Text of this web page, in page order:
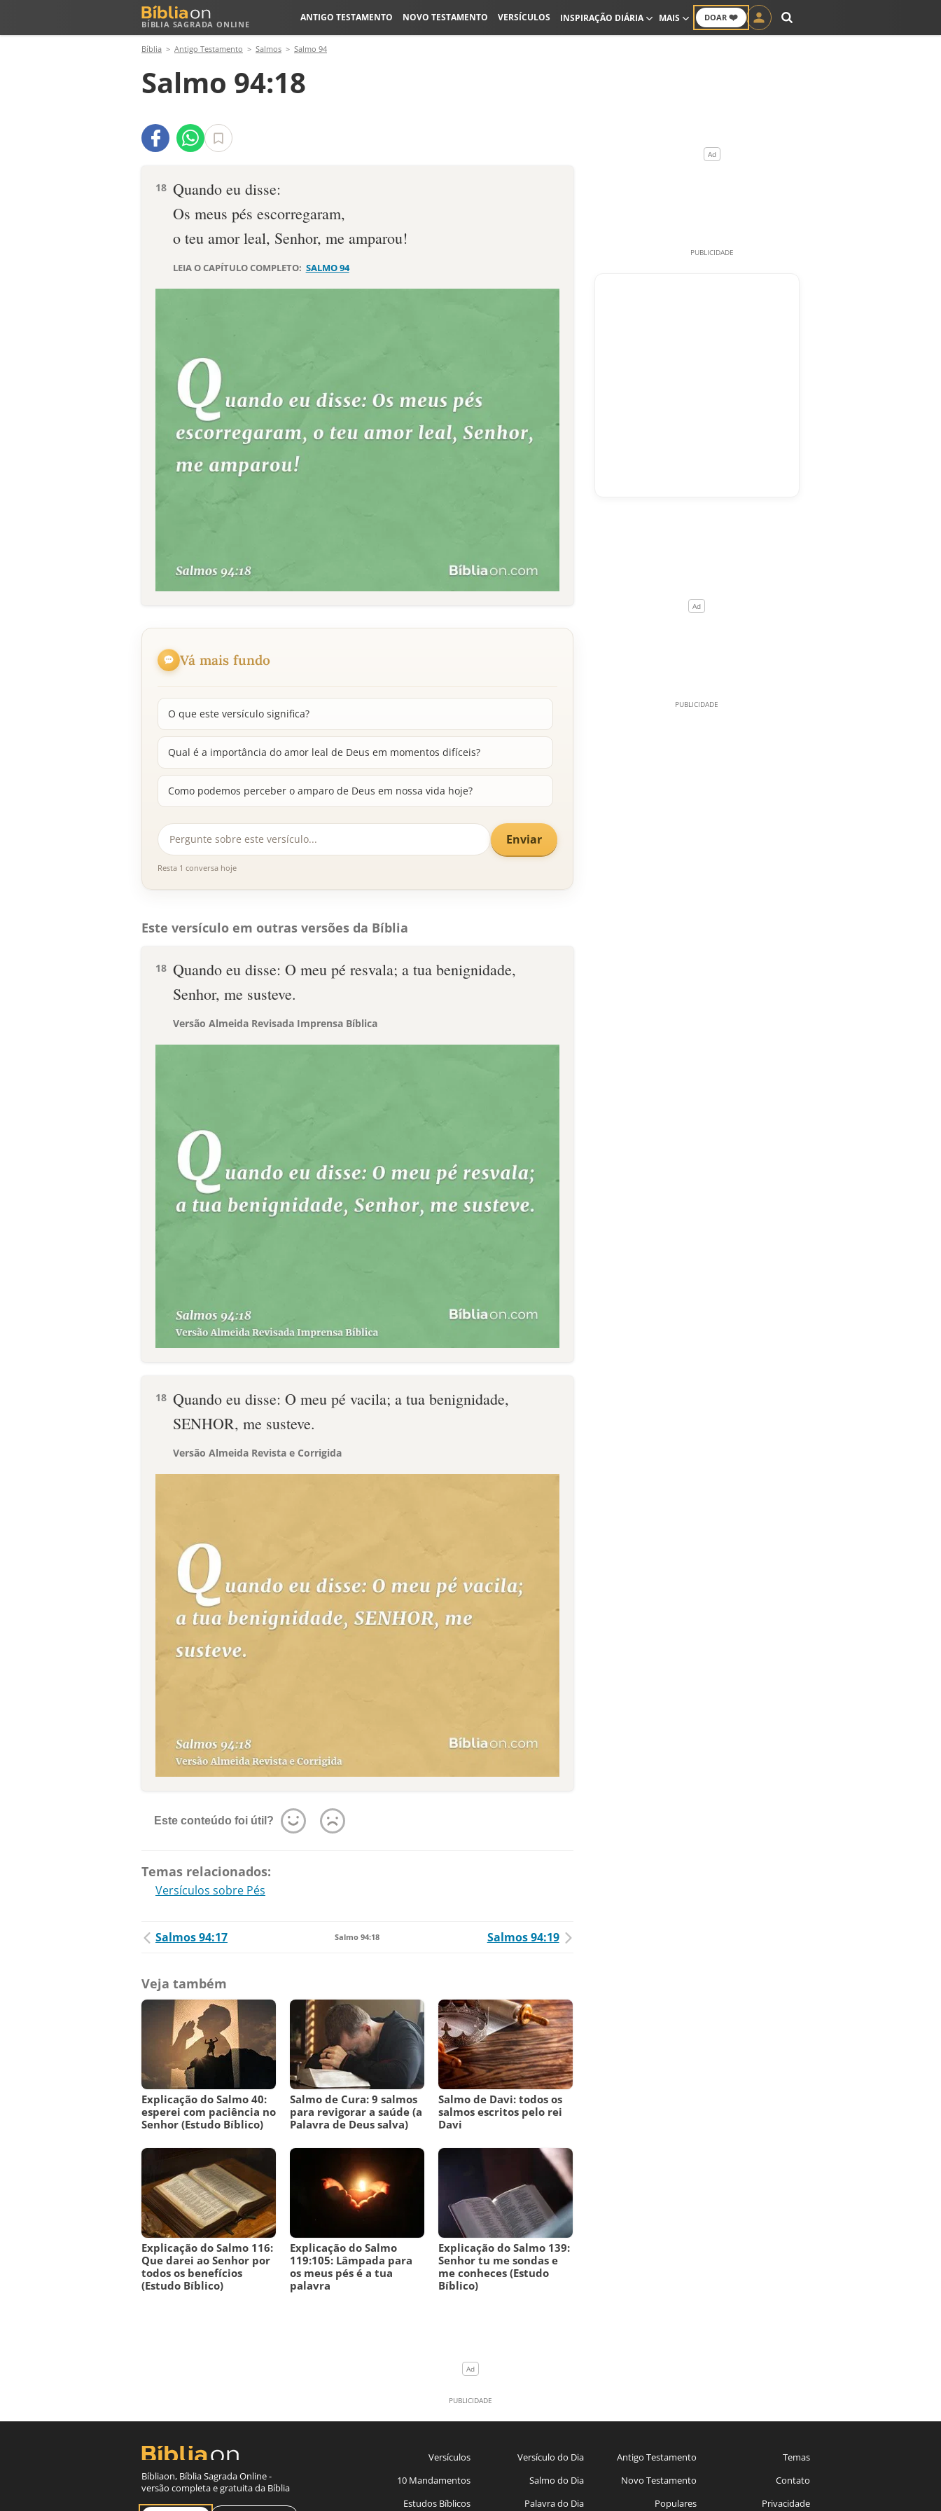
BÍBLIA SAGRADA ONLINE
DOAR ❤️
ANTIGO TESTAMENTO NOVO TESTAMENTO VERSÍCULOS INSPIRAÇÃO DIÁRIA MAIS
Bíblia Antigo Testamento Salmos Salmo 94
Salmo 94:18
18 Quando eu disse:
Os meus pés escorregaram,
o teu amor leal, Senhor, me amparou!
LEIA O CAPÍTULO COMPLETO: SALMO 94
Vá mais fundo
O que este versículo significa?
Qual é a importância do amor leal de Deus em momentos difíceis?
Como podemos perceber o amparo de Deus em nossa vida hoje?
Enviar
Resta 1 conversa hoje
Este versículo em outras versões da Bíblia
18 Quando eu disse: O meu pé resvala; a tua benignidade,
Senhor, me susteve.
Versão Almeida Revisada Imprensa Bíblica
18 Quando eu disse: O meu pé vacila; a tua benignidade,
SENHOR, me susteve.
Versão Almeida Revista e Corrigida
Este conteúdo foi útil?
Temas relacionados:
Versículos sobre Pés
Salmos 94:17 Salmo 94:18 Salmos 94:19
Veja também
Explicação do Salmo 40:
esperei com paciência no
Senhor (Estudo Bíblico)
Salmo de Cura: 9 salmos
para revigorar a saúde (a
Palavra de Deus salva)
Salmo de Davi: todos os
salmos escritos pelo rei
Davi
Explicação do Salmo 116:
Que darei ao Senhor por
todos os benefícios
(Estudo Bíblico)
Explicação do Salmo
119:105: Lâmpada para
os meus pés é a tua
palavra
Explicação do Salmo 139:
Senhor tu me sondas e
me conheces (Estudo
Bíblico)
Bíbliaon, Bíblia Sagrada Online -
versão completa e gratuita da Bíblia
Versículos
10 Mandamentos
Estudos Bíblicos
Versículo do Dia
Salmo do Dia
Palavra do Dia
Antigo Testamento
Novo Testamento
Populares
Temas
Contato
Privacidade